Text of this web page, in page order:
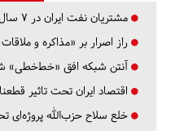
مشتریان نفت ایران در ۷ سال گذشته +فیلم
راز اصرار بر «مذاکره و
آنتن شبکه افق «خط‌خطی»
اقتصاد ایران تحت تاثیر
خلع سلاح حزب‌الله پروژه‌ای